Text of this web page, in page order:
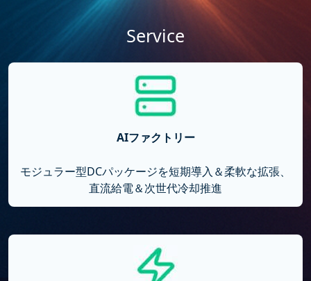
Service
AIファクトリー
モジュラー型DCパッケージを短期導入＆柔軟な拡張、
直流給電＆次世代冷却推進